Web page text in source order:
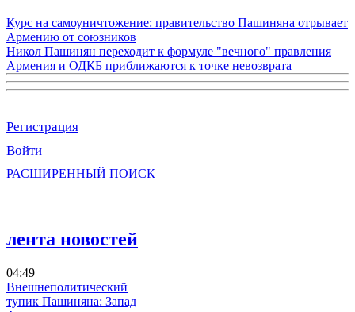
Курс на самоуничтожение: правительство Пашиняна отрывает
Армению от союзников
Никол Пашинян переходит к формуле "вечного" правления
Армения и ОДКБ приближаются к точке невозврата
Регистрация
Войти
РАСШИРЕННЫЙ ПОИСК
лента новостей
04:49
Внешнеполитический
тупик Пашиняна: Запад